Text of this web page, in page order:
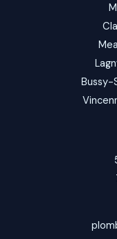
Bussy-